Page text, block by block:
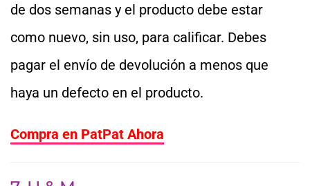
de dos semanas y el producto debe estar
como nuevo, sin uso, para calificar. Debes
pagar el envío de devolución a menos que
haya un defecto en el producto.
Compra en PatPat Ahora